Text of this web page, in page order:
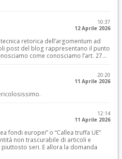
10:37
12 Aprile 2026
retorica dell’argomentum ad
post del blog rappresentano il punto
come conosciamo l’art. 27...
20:20
11 Aprile 2026
12:14
11 Aprile 2026
fondi europei” o “Callea truffa UE”
non trascurabile di articoli e
seri. E allora la domanda